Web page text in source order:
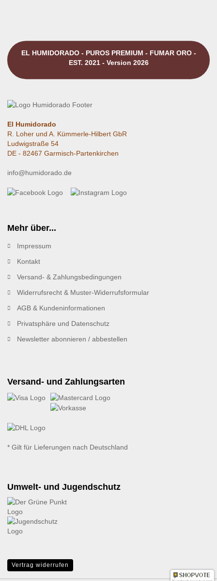
EL HUMIDORADO - PUROS PREMIUM - FUMAR ORO -
EST. 2021 - Version 2026
El Humidorado
R. Loher und A. Kümmerle-Hilbert GbR
Ludwigstraße 54
DE - 82467 Garmisch-Partenkirchen
info@humidorado.de
Mehr über...
Impressum
Kontakt
Versand- & Zahlungsbedingungen
Widerrufsrecht & Muster-Widerrufsformular
AGB & Kundeninformationen
Privatsphäre und Datenschutz
Newsletter abonnieren / abbestellen
Versand- und Zahlungsarten
* Gilt für Lieferungen nach Deutschland
Umwelt- und Jugendschutz
Vertrag widerrufen